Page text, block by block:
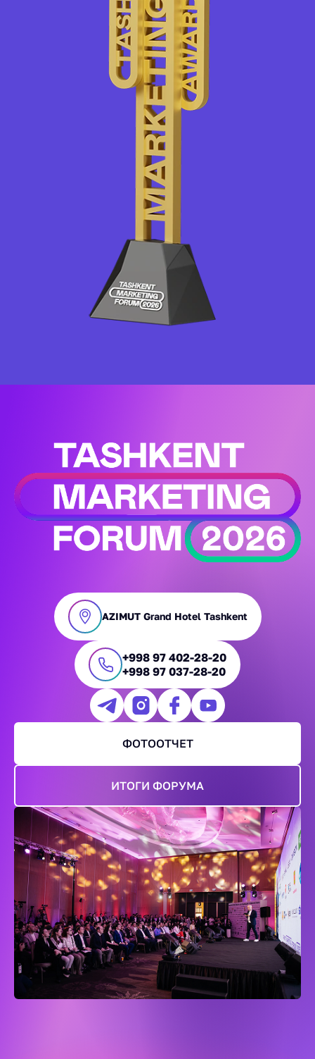
AZIMUT Grand Hotel Tashkent
+998 97 402-28-20
+998 97 037-28-20
ФОТООТЧЕТ
ИТОГИ ФОРУМА